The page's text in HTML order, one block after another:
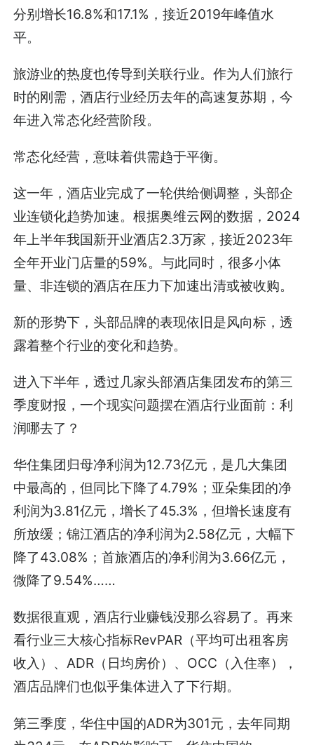
分别增长16.8%和17.1%，接近2019年峰值水
平。
旅游业的热度也传导到关联行业。作为人们旅行
时的刚需，酒店行业经历去年的高速复苏期，今
年进入常态化经营阶段。
常态化经营，意味着供需趋于平衡。
这一年，酒店业完成了一轮供给侧调整，头部企
业连锁化趋势加速。根据奥维云网的数据，2024
年上半年我国新开业酒店2.3万家，接近2023年
全年开业门店量的59%。与此同时，很多小体
量、非连锁的酒店在压力下加速出清或被收购。
新的形势下，头部品牌的表现依旧是风向标，透
露着整个行业的变化和趋势。
进入下半年，透过几家头部酒店集团发布的第三
季度财报，一个现实问题摆在酒店行业面前：利
润哪去了？
华住集团归母净利润为12.73亿元，是几大集团
中最高的，但同比下降了4.79%；亚朵集团的净
利润为3.81亿元，增长了45.3%，但增长速度有
所放缓；锦江酒店的净利润为2.58亿元，大幅下
降了43.08%；首旅酒店的净利润为3.66亿元，
微降了9.54%……
数据很直观，酒店行业赚钱没那么容易了。再来
看行业三大核心指标RevPAR（平均可出租客房
收入）、ADR（日均房价）、OCC（入住率），
酒店品牌们也似乎集体进入了下行期。
第三季度，华住中国的ADR为301元，去年同期